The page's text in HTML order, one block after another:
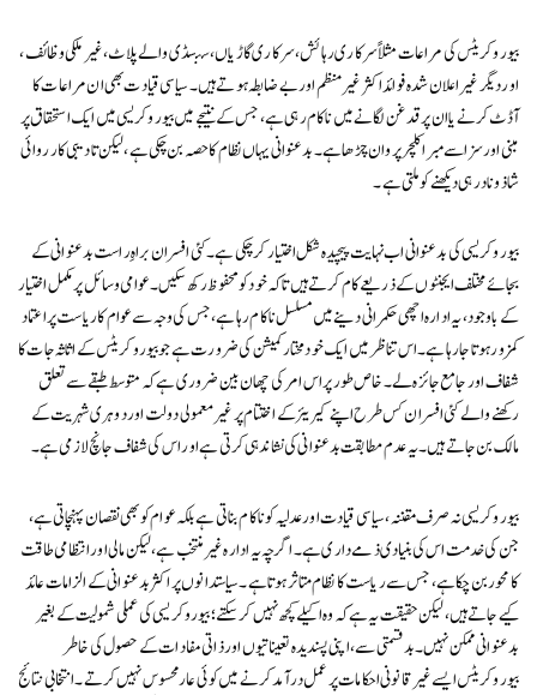
بیوروکریٹس کی مراعات مثلاً سرکاری رہائش، سرکاری گاڑیاں، سبسڈی والے پلاٹ، غیر ملکی وظائف،
اور دیگر غیر اعلان شدہ فوائد اکثر غیر منظم اور بے ضابطہ ہوتے ہیں۔ سیاسی قیادت بھی ان مراعات کا
آڈٹ کرنے یا ان پر قدغن لگانے میں ناکام رہی ہے، جس کے نتیجے میں بیوروکریسی میں ایک استحقاق پر
مبنی اور سزا سے مبرا کلچر پروان چڑھا ہے۔ بدعنوانی یہاں نظام کا حصہ بن چکی ہے، لیکن تادیبی کارروائی
شاذونادر ہی دیکھنے کو ملتی ہے۔
بیوروکریسی کی بدعنوانی اب نہایت پیچیدہ شکل اختیار کر چکی ہے۔ کئی افسران براہِ راست بدعنوانی کے
بجائے مختلف ایجنٹوں کے ذریعے کام کرتے ہیں تاکہ خود کو محفوظ رکھ سکیں۔ عوامی وسائل پر مکمل اختیار
کے باوجود، یہ ادارہ اچھی حکمرانی دینے میں مسلسل ناکام رہا ہے، جس کی وجہ سے عوام کا ریاست پر اعتماد
کمزور ہوتا جا رہا ہے۔ اس تناظر میں ایک خودمختار کمیشن کی ضرورت ہے جو بیوروکریٹس کے اثاثہ جات کا
شفاف اور جامع جائزہ لے۔ خاص طور پر اس امر کی چھان بین ضروری ہے کہ متوسط طبقے سے تعلق
رکھنے والے کئی افسران کس طرح اپنے کیریئر کے اختتام پر غیر معمولی دولت اور دوہری شہریت کے
مالک بن جاتے ہیں۔ یہ عدم مطابقت بدعنوانی کی نشاندہی کرتی ہے اور اس کی شفاف جانچ لازمی ہے۔
بیوروکریسی نہ صرف مقننہ، سیاسی قیادت اور عدلیہ کو ناکام بناتی ہے بلکہ عوام کو بھی نقصان پہنچاتی ہے،
جن کی خدمت اس کی بنیادی ذمے داری ہے۔ اگرچہ یہ ادارہ غیر منتخب ہے، لیکن مالی اور انتظامی طاقت
کا محور بن چکا ہے، جس سے ریاست کا نظام متاثر ہوتا ہے۔ سیاستدانوں پر اکثر بدعنوانی کے الزامات عائد
کیے جاتے ہیں، لیکن حقیقت یہ ہے کہ وہ اکیلے کچھ نہیں کر سکتے؛ بیوروکریسی کی عملی شمولیت کے بغیر
بدعنوانی ممکن نہیں۔ بدقسمتی سے، اپنی پسندیدہ تعیناتیوں اور ذاتی مفادات کے حصول کی خاطر
بیوروکریٹس ایسے غیر قانونی احکامات پر عمل درآمد کرنے میں کوئی عار محسوس نہیں کرتے۔ انتخابی نتائج